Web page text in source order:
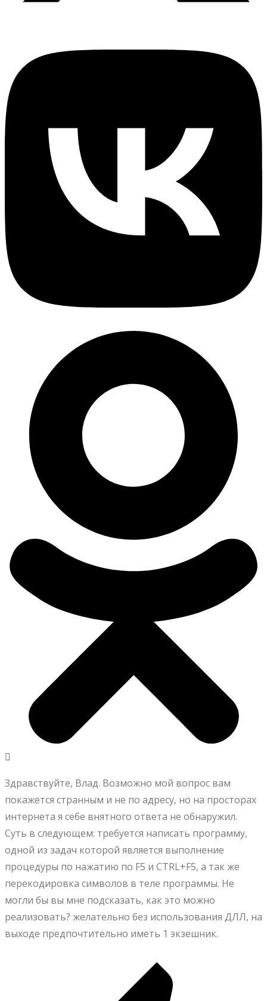
Здравствуйте, Влад. Возможно мой вопрос вам
покажется странным и не по адресу, но на просторах
интернета я себе внятного ответа не обнаружил.
Суть в следующем: требуется написать программу,
одной из задач которой является выполнение
процедуры по нажатию по F5 и CTRL+F5, а так же
перекодировка символов в теле программы. Не
могли бы вы мне подсказать, как это можно
реализовать? желательно без использования ДЛЛ, на
выходе предпочтительно иметь 1 экзешник.